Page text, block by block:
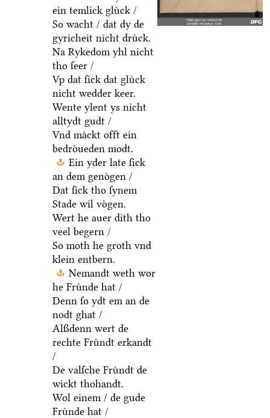
ein temlick gluͤck /
So wacht / dat dy de
gyricheit nicht druͤck.
Na Rykedom yhl nicht
tho ſeer /
Vp dat ſick dat gluͤck
nicht wedder keer.
Wente ylent ys nicht
alltydt gudt /
Vnd maͤckt offt ein
bedroͤueden modt.
Ein yder late ſick
an dem genoͤgen /
Dat ſick tho ſynem
Stade wil voͤgen.
Wert he auer dith tho
veel begern /
So moth he groth vnd
klein entbern.
Nemandt weth wor
he Fruͤnde hat /
Denn ſo ydt em an de
nodt ghat /
Alßdenn wert de
rechte Fruͤndt erkandt
/
De valſche Fruͤndt de
wickt thohandt.
Wol einem / de gude
Fruͤnde hat /